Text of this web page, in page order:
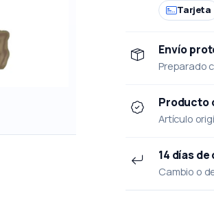
Tarjeta
Envío
Preparado
Producto
Artículo
14 días
Cambio o